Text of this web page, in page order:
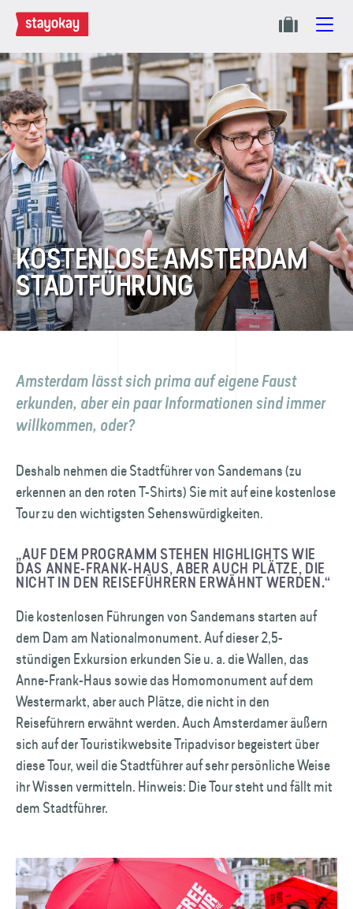
KOSTENLOSE AMSTERDAM
STADTFÜHRUNG
Amsterdam lässt sich prima auf eigene Faust
erkunden, aber ein paar Informationen sind immer
willkommen, oder?
Deshalb nehmen die Stadtführer von Sandemans (zu
erkennen an den roten T-Shirts) Sie mit auf eine kostenlose
Tour zu den wichtigsten Sehenswürdigkeiten.
„AUF DEM PROGRAMM STEHEN HIGHLIGHTS WIE
DAS ANNE-FRANK-HAUS, ABER AUCH PLÄTZE, DIE
NICHT IN DEN REISEFÜHRERN ERWÄHNT WERDEN.“
Die kostenlosen Führungen von Sandemans starten auf
dem Dam am National­monument. Auf dieser 2,5-
stündigen Exkursion erkunden Sie u. a. die Wallen, das
Anne-Frank-Haus sowie das Homo­monument auf dem
Westermarkt, aber auch Plätze, die nicht in den
Reiseführern erwähnt werden. Auch Amsterdamer äußern
sich auf der Touristik­website Tripadvisor begeistert über
diese Tour, weil die Stadtführer auf sehr persönliche Weise
ihr Wissen vermitteln. Hinweis: Die Tour steht und fällt mit
dem Stadtführer.